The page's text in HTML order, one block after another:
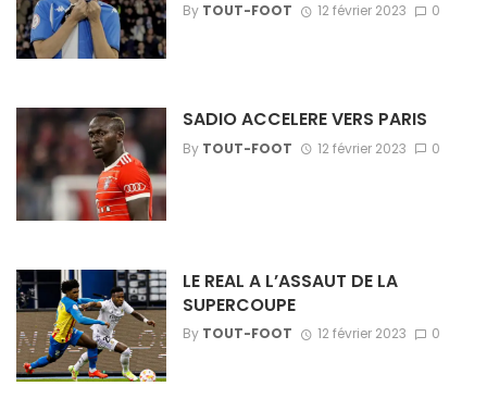
By TOUT-FOOT 12 février 2023 0
SADIO ACCELERE VERS PARIS
By TOUT-FOOT 12 février 2023 0
LE REAL A L’ASSAUT DE LA
SUPERCOUPE
By TOUT-FOOT 12 février 2023 0